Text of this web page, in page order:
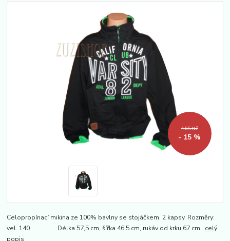
165 Kč
- 15 %
Celopropínací mikina ze 100% bavlny se stojáčkem. 2 kapsy. Rozměry:
vel. 140 Délka 57,5 cm, šířka 46,5 cm, rukáv od krku 67 cm celý
popis